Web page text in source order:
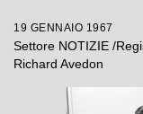
19 GENNAIO 1967
Settore NOTIZIE /
Richard Avedon